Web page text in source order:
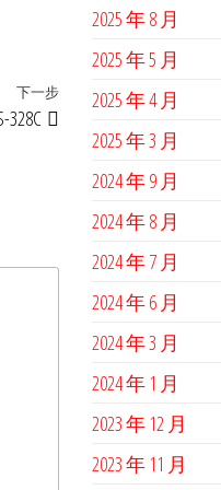
下
一
下一步
328C
2025 年 8 月
2025 年 5 月
2025 年 4 月
2025 年 3 月
2024 年 9 月
2024 年 8 月
2024 年 7 月
2024 年 6 月
2024 年 3 月
2024 年 1 月
2023 年 12 月
2023 年 11 月